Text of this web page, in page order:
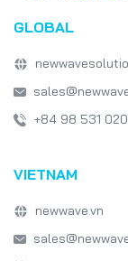
GLOBAL
+84 98 531
VIETNAM
newwave.vn